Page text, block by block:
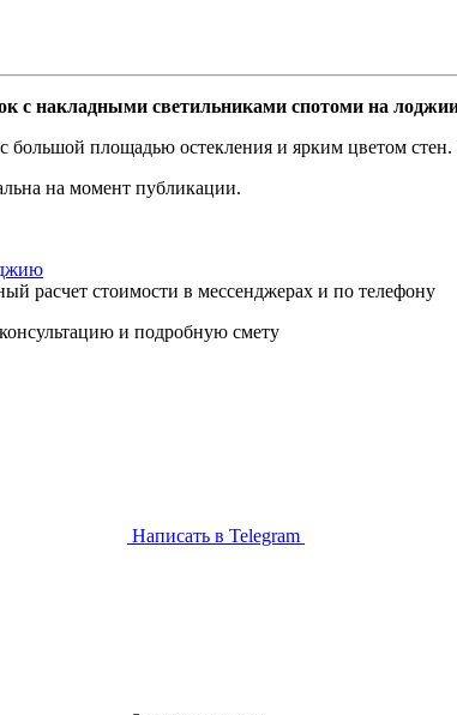
с накладными светильниками спотоми на
большой площадью остекления и ярким цветом
на момент публикации.
расчет стоимости в мессенджерах и по телефону
и подробную смету
Написать в Telegram